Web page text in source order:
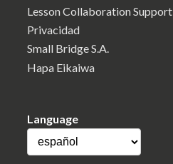
Lesson Collaboration Support
Privacidad
Small Bridge S.A.
Hapa Eikaiwa
Language